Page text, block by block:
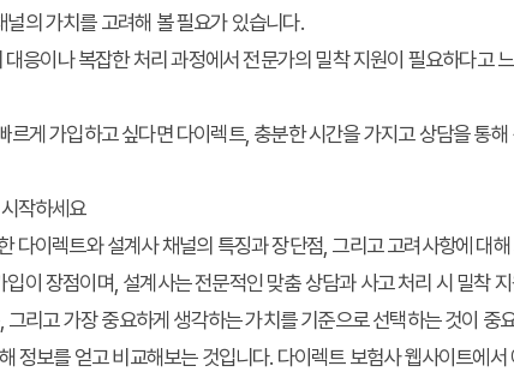
의 가치를 고려해 볼 필요가 있습니다.
대응이나 복잡한 처리 과정에서 전문가의 밀착 지원이 필요하다고
르게 가입하고 싶다면 다이렉트, 충분한 시간을 가지고 상담을 통
작하세요
다이렉트와 설계사 채널의 특징과 장단점, 그리고 고려사항에 대해
이 장점이며, 설계사는 전문적인 맞춤 상담과 사고 처리 시 밀착
리고 가장 중요하게 생각하는 가치를 기준으로 선택하는 것이 중
정보를 얻고 비교해보는 것입니다. 다이렉트 보험사 웹사이트에서